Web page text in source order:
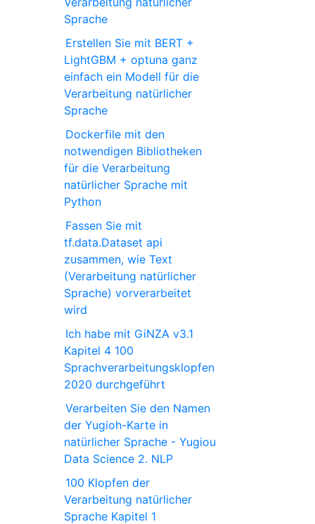
Sprache
Erstellen Sie mit BERT +
LightGBM + optuna ganz
einfach ein Modell für die
Verarbeitung natürlicher
Sprache
Dockerfile mit den
notwendigen Bibliotheken
für die Verarbeitung
natürlicher Sprache mit
Python
Fassen Sie mit
tf.data.Dataset api
zusammen, wie Text
(Verarbeitung natürlicher
Sprache) vorverarbeitet
wird
Ich habe mit GiNZA v3.1
Kapitel 4 100
Sprachverarbeitungsklopfen
2020 durchgeführt
Verarbeiten Sie den Namen
der Yugioh-Karte in
natürlicher Sprache - Yugiou
Data Science 2. NLP
100 Klopfen der
Verarbeitung natürlicher
Sprache Kapitel 1